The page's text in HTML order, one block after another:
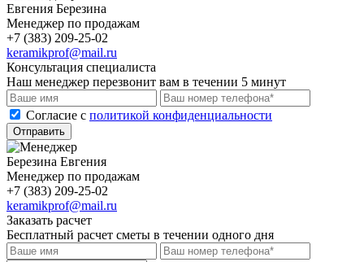
Евгения Березина
Менеджер по продажам
+7 (383) 209-25-02
keramikprof@mail.ru
Консультация специалиста
Наш менеджер перезвонит вам в течении 5 минут
Cогласие с политикой конфиденциальности
Отправить
Березина Евгения
Менеджер по продажам
+7 (383) 209-25-02
keramikprof@mail.ru
Заказать расчет
Бесплатный расчет сметы в течении одного дня